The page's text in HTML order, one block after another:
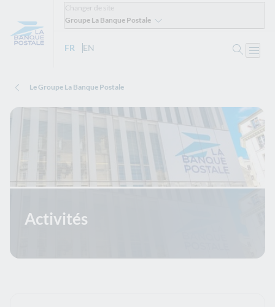
Changer de site
Groupe La Banque Postale
FR - Version française
EN
Le Groupe La Banque Postale
Activités